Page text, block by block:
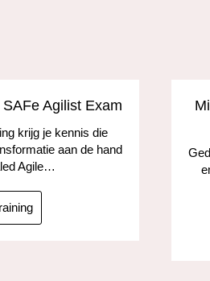
Agilist Exam
krijg je kennis die
aan de hand
Agile…